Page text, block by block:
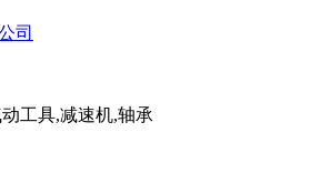
司
工具,减速机,轴承